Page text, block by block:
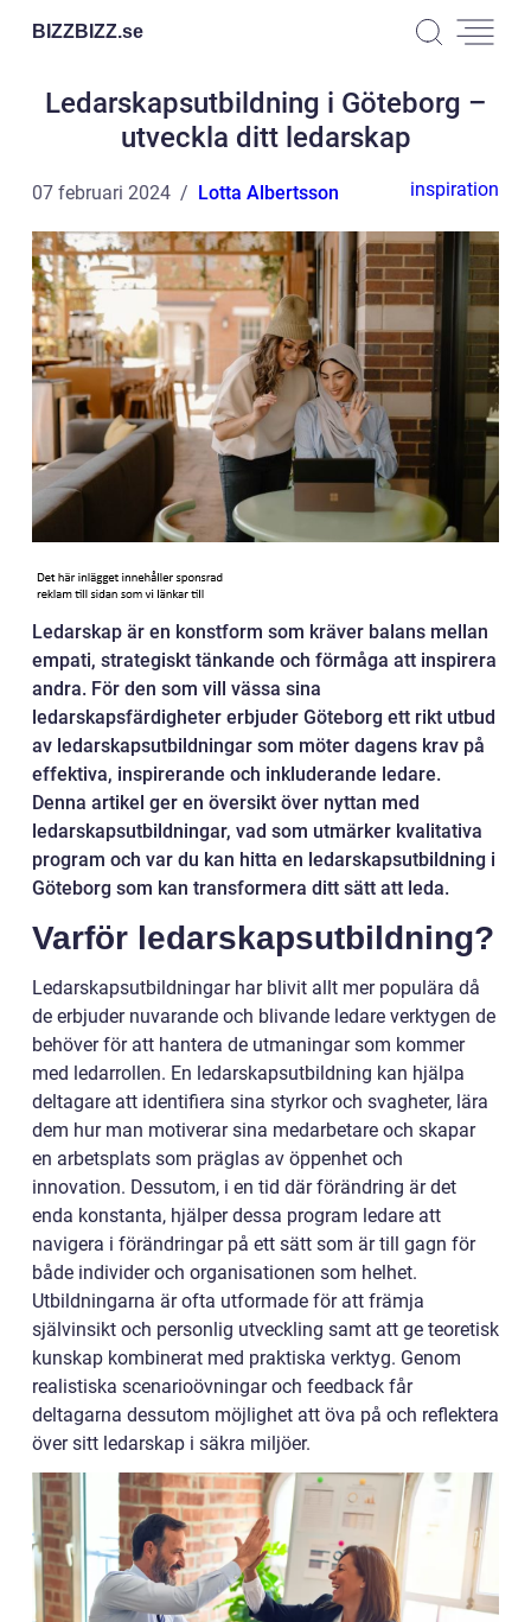
BIZZBIZZ.se
Ledarskapsutbildning i Göteborg –
utveckla ditt ledarskap
07 februari 2024 Lotta Albertsson inspiration
Ledarskap är en konstform som kräver balans mellan
empati, strategiskt tänkande och förmåga att inspirera
andra. För den som vill vässa sina
ledarskapsfärdigheter erbjuder Göteborg ett rikt utbud
av ledarskapsutbildningar som möter dagens krav på
effektiva, inspirerande och inkluderande ledare.
Denna artikel ger en översikt över nyttan med
ledarskapsutbildningar, vad som utmärker kvalitativa
program och var du kan hitta en ledarskapsutbildning i
Göteborg som kan transformera ditt sätt att leda.
Varför ledarskapsutbildning?
Ledarskapsutbildningar har blivit allt mer populära då
de erbjuder nuvarande och blivande ledare verktygen de
behöver för att hantera de utmaningar som kommer
med ledarrollen. En ledarskapsutbildning kan hjälpa
deltagare att identifiera sina styrkor och svagheter, lära
dem hur man motiverar sina medarbetare och skapar
en arbetsplats som präglas av öppenhet och
innovation. Dessutom, i en tid där förändring är det
enda konstanta, hjälper dessa program ledare att
navigera i förändringar på ett sätt som är till gagn för
både individer och organisationen som helhet.
Utbildningarna är ofta utformade för att främja
självinsikt och personlig utveckling samt att ge teoretisk
kunskap kombinerat med praktiska verktyg. Genom
realistiska scenarioövningar och feedback får
deltagarna dessutom möjlighet att öva på och reflektera
över sitt ledarskap i säkra miljöer.